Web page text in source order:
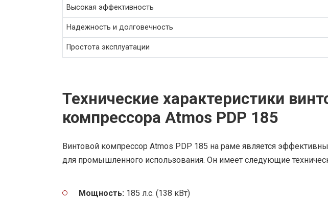
Высокая эффективность
Надежность и долговечность
Простота эксплуатации
Технические характеристики
компрессора Atmos PDP 185
Винтовой компрессор Atmos PDP 185 на раме является
для промышленного использования. Он имеет следующие
Мощность: 185 л.с. (138 кВт)